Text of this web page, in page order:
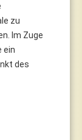
zu
Im Zuge
ein
des